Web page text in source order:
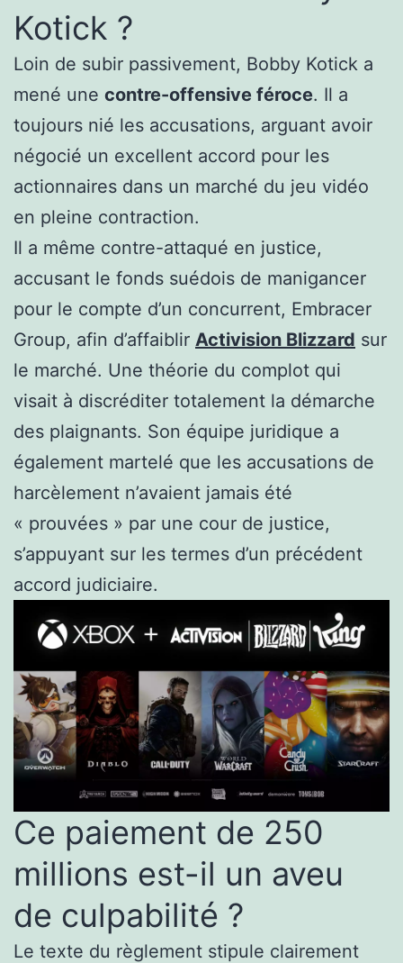
Kotick ?
Loin de subir passivement, Bobby Kotick a
mené une contre-offensive féroce. Il a
toujours nié les accusations, arguant avoir
négocié un excellent accord pour les
actionnaires dans un marché du jeu vidéo
en pleine contraction.
Il a même contre-attaqué en justice,
accusant le fonds suédois de manigancer
pour le compte d’un concurrent, Embracer
Group, afin d’affaiblir Activision Blizzard sur
le marché. Une théorie du complot qui
visait à discréditer totalement la démarche
des plaignants. Son équipe juridique a
également martelé que les accusations de
harcèlement n’avaient jamais été
« prouvées » par une cour de justice,
s’appuyant sur les termes d’un précédent
accord judiciaire.
Ce paiement de 250
millions est-il un aveu
de culpabilité ?
Le texte du règlement stipule clairement